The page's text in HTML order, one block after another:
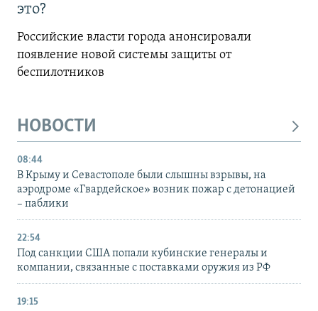
это?
Российские власти города анонсировали
появление новой системы защиты от
беспилотников
НОВОСТИ
08:44
В Крыму и Севастополе были слышны взрывы, на
аэродроме «Гвардейское» возник пожар с детонацией
– паблики
22:54
Под санкции США попали кубинские генералы и
компании, связанные с поставками оружия из РФ
19:15